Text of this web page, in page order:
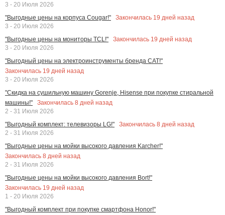
3 - 20 Июля 2026
"Выгодные цены на корпуса Cougar!"
Закончилась 19 дней назад
3 - 20 Июля 2026
"Выгодные цены на мониторы TCL!"
Закончилась 19 дней назад
3 - 20 Июля 2026
"Выгодный цены на электроинструменты бренда CAT!"
Закончилась 19 дней назад
3 - 20 Июля 2026
"Скидка на сушильную машину Gorenje, Hisense при покупке стиральной
машины!"
Закончилась 8 дней назад
2 - 31 Июля 2026
"Выгодный комплект: телевизоры LG!"
Закончилась 8 дней назад
2 - 31 Июля 2026
"Выгодные цены на мойки высокого давления Karcher!"
Закончилась 8 дней назад
2 - 31 Июля 2026
"Выгодные цены на мойки высокого давления Bort!"
Закончилась 19 дней назад
1 - 20 Июля 2026
"Выгодный комплект при покупке смартфона Honor!"